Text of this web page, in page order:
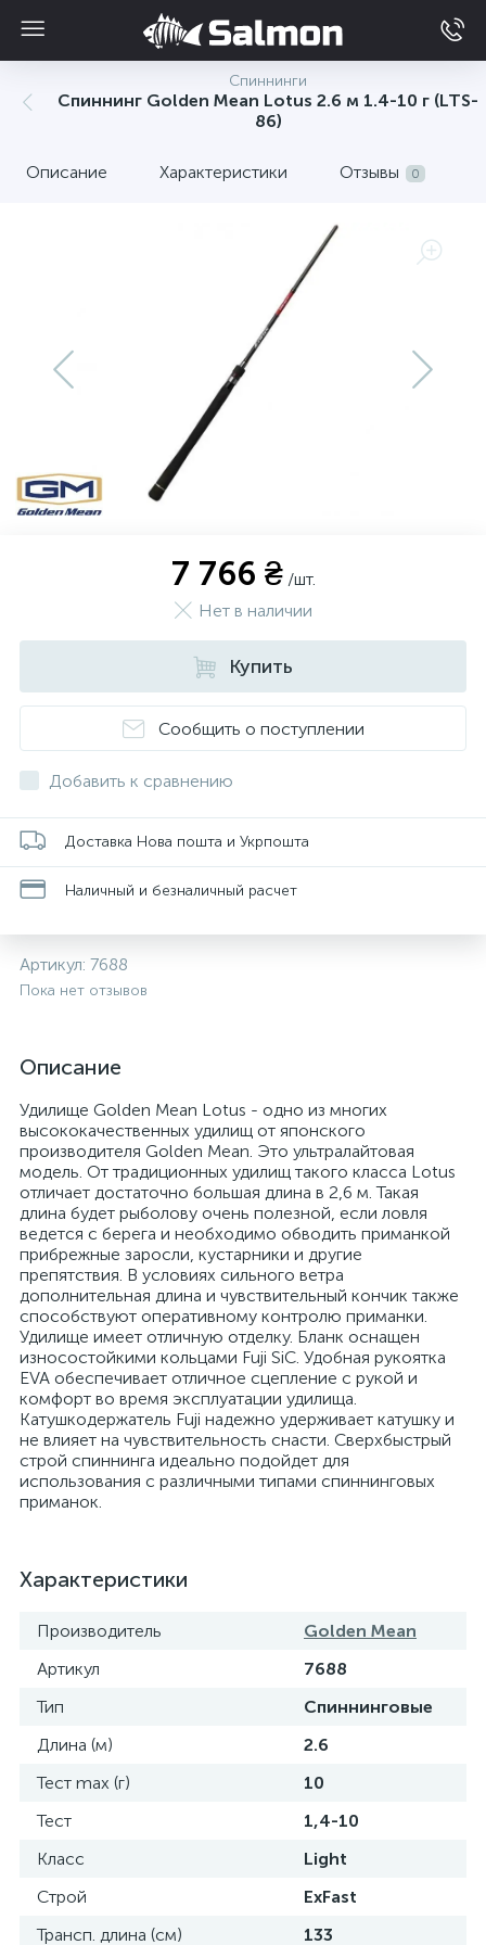
Спиннинги
Спиннинг Golden Mean Lotus 2.6 м 1.4-10 г (LTS-
86)
Описание Характеристики Отзывы 0
7 766 ₴ /шт.
Нет в наличии
Купить
Сообщить о поступлении
Добавить к сравнению
Доставка Нова пошта и Укрпошта
Наличный и безналичный расчет
Артикул: 7688
Пока нет отзывов
Описание
Удилище Golden Mean Lotus - одно из многих
высококачественных удилищ от японского
производителя Golden Mean. Это ультралайтовая
модель. От традиционных удилищ такого класса Lotus
отличает достаточно большая длина в 2,6 м. Такая
длина будет рыболову очень полезной, если ловля
ведется с берега и необходимо обводить приманкой
прибрежные заросли, кустарники и другие
препятствия. В условиях сильного ветра
дополнительная длина и чувствительный кончик также
способствуют оперативному контролю приманки.
Удилище имеет отличную отделку. Бланк оснащен
износостойкими кольцами Fuji SiC. Удобная рукоятка
EVA обеспечивает отличное сцепление с рукой и
комфорт во время эксплуатации удилища.
Катушкодержатель Fuji надежно удерживает катушку и
не влияет на чувствительность снасти. Сверхбыстрый
строй спиннинга идеально подойдет для
использования с различными типами спиннинговых
приманок.
Характеристики
Производитель
Golden Mean
Артикул
7688
Тип
Спиннинговые
Длина (м)
2.6
Тест max (г)
10
Тест
1,4-10
Класс
Light
Строй
ExFast
Трансп. длина (см)
133